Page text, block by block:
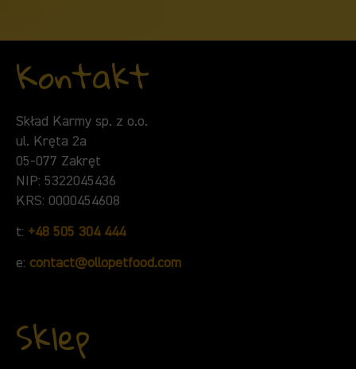
Kontakt
Skład Karmy sp. z o.o.
ul. Kręta 2a
05-077 Zakręt
NIP: 5322045436
KRS: 0000454608
t: +48 505 304 444
e: contact@ollopetfood.com
Sklep